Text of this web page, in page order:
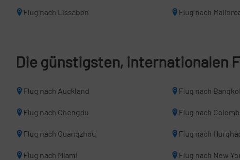
Flug nach Lissabon Flug nach
Die günstigsten, internationalen
Flug nach Auckland Flug nach
Flug nach Chengdu Flug nach
Flug nach Guangzhou Flug nach
Flug nach Miami Flug nach New